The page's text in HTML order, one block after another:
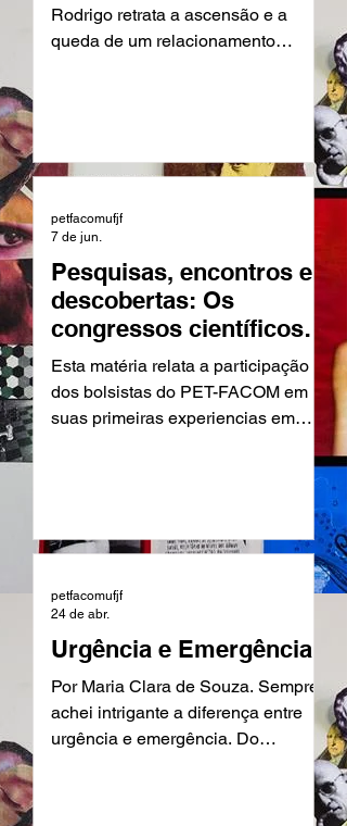
Rodrigo retrata a ascensão e a
queda de um relacionamento
amoroso entre duas pessoas jovens
escrita mais pessoal já é assinatura
na composição de Olivia, porém em
“You Seem Pretty Sad For A Girl So
In Love" tal lógica encontra o seu
ápice, ao meu ver. O álbum é
dividido entre duas partes e uma
música de transição, a primeira
parte marcando a época “dourada”
Pesquisas, encontros e
descobertas: Os
congressos científicos
na formação dos
estudantes da
Facom/UFJF.
Esta matéria relata a participação
dos bolsistas do PET-FACOM em
suas primeiras experiencias em
petfacomufjf
7 de jun.
Urgência e Emergência
Por Maria Clara de Souza. Sempre
achei intrigante a diferença entre
urgência e emergência. Do
petfacomufjf
24 de abr.